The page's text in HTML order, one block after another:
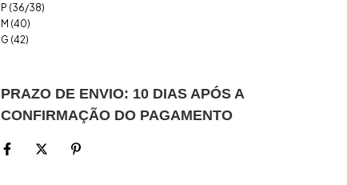
P (36/38)
M (40)
G (42)
PRAZO DE ENVIO: 10 DIAS APÓS A
CONFIRMAÇÃO DO PAGAMENTO